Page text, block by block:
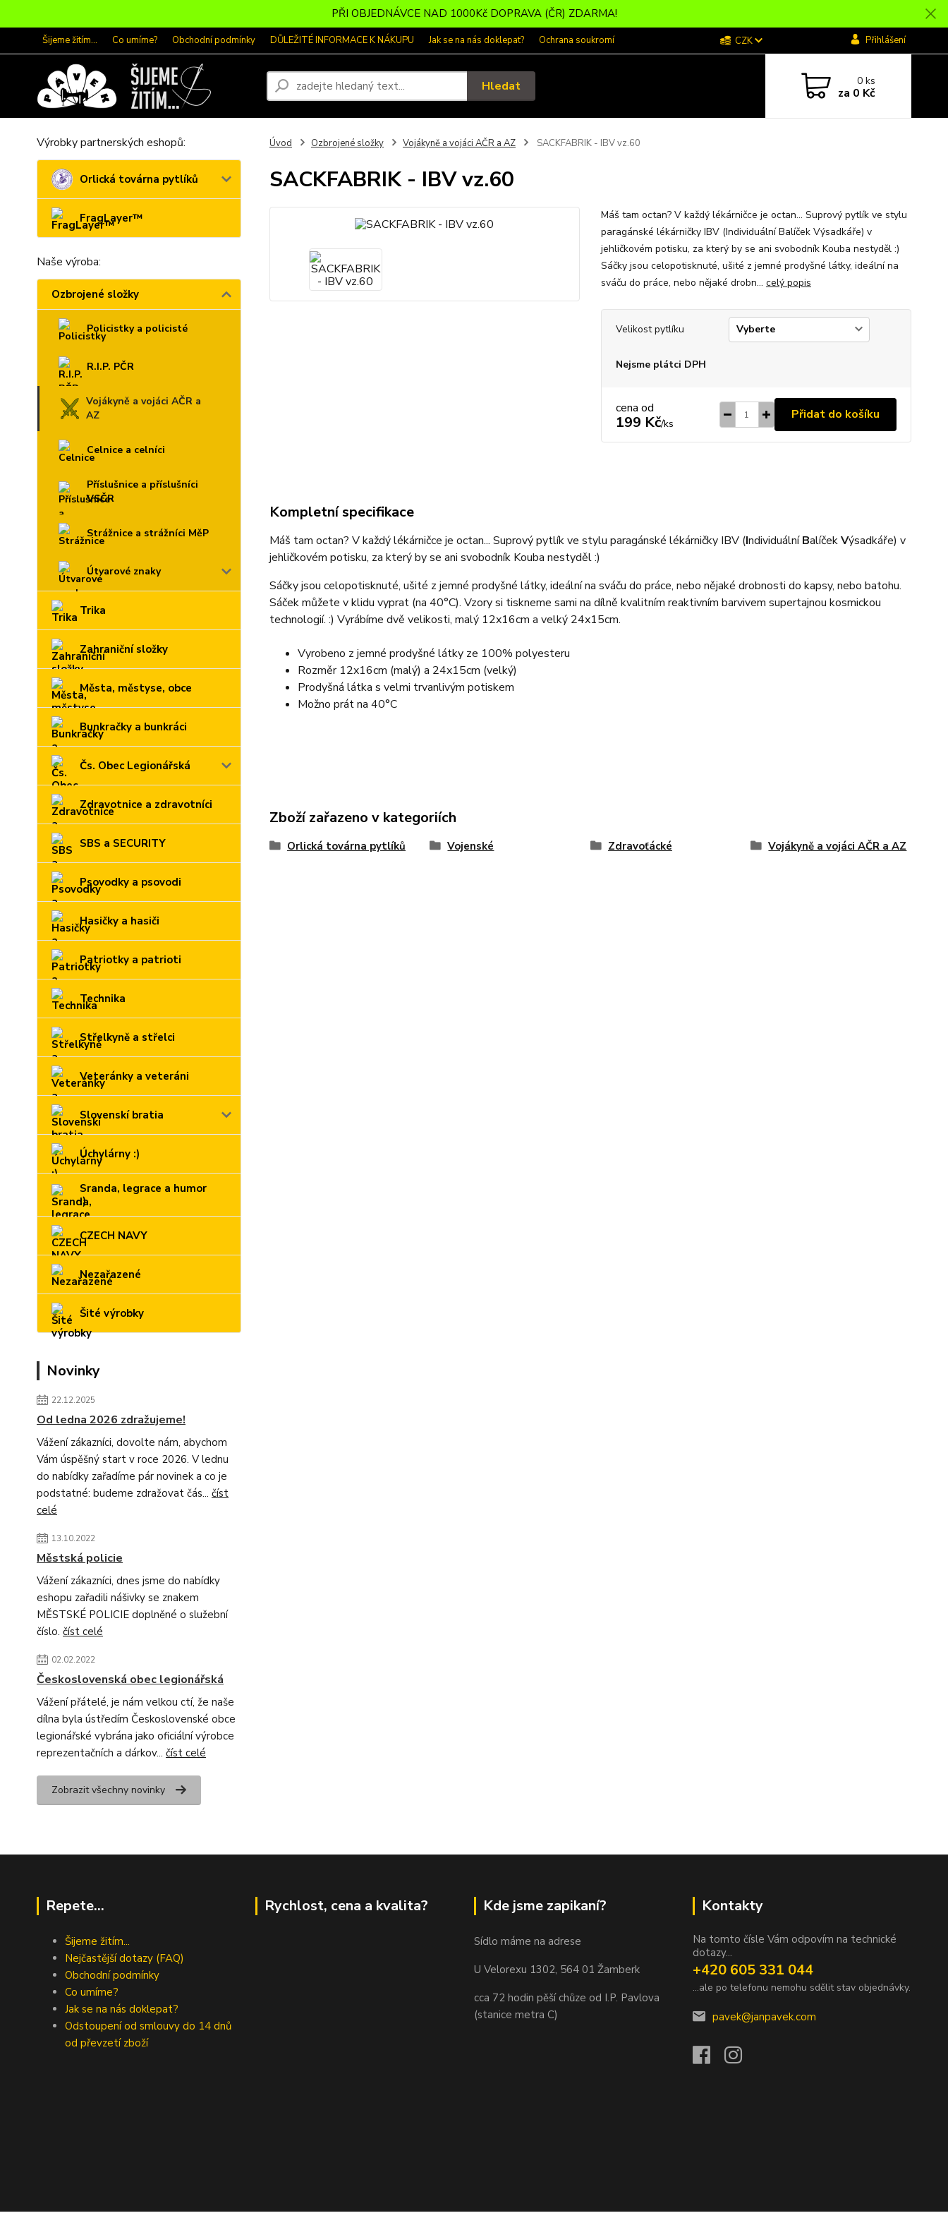
PŘI OBJEDNÁVCE NAD 1000Kč DOPRAVA (ČR) ZDARMA!
Šijeme žitím... Co umíme? Obchodní podmínky DŮLEŽITÉ INFORMACE K NÁKUPU Jak se na nás doklepat? Ochrana soukromí CZK Přihlášení
Hledat 0ks
za 0 Kč
Výrobky partnerských eshopů:
Orlická továrna pytlíků
FragLayer™
Naše výroba:
Ozbrojené složky
Policistky a policisté
R.I.P. PČR
Vojákyně a vojáci AČR a
AZ
Celnice a celníci
Příslušnice a příslušníci
VSČR
Strážnice a strážníci MěP
Útvarové znaky
Trika
Zahraniční složky
Města, městyse, obce
Bunkračky a bunkráci
Čs. Obec Legionářská
Zdravotnice a zdravotníci
SBS a SECURITY
Psovodky a psovodi
Hasičky a hasiči
Patriotky a patrioti
Technika
Střelkyně a střelci
Veteránky a veteráni
Slovenskí bratia
Úchylárny :)
Sranda, legrace a humor
:)
CZECH NAVY
Nezařazené
Šité výrobky
Novinky
22.12.2025
Od ledna 2026 zdražujeme!
Vážení zákazníci, dovolte nám, abychom
Vám úspěšný start v roce 2026. V lednu
do nabídky zařadíme pár novinek a co je
podstatné: budeme zdražovat čás... číst
celé
13.10.2022
Městská policie
Vážení zákazníci, dnes jsme do nabídky
eshopu zařadili nášivky se znakem
MĚSTSKÉ POLICIE doplněné o služební
číslo. číst celé
02.02.2022
Československá obec legionářská
Vážení přátelé, je nám velkou ctí, že naše
dílna byla ústředím Československé obce
legionářské vybrána jako oficiální výrobce
reprezentačních a dárkov... číst celé
Zobrazit všechny novinky
Úvod Ozbrojené složky Vojákyně a vojáci AČR a AZ SACKFABRIK - IBV vz.60
SACKFABRIK - IBV vz.60
Máš tam octan? V každý lékárničce je octan... Suprový pytlík ve stylu
paragánské lékárničky IBV (Individuální Balíček Výsadkáře) v
jehličkovém potisku, za který by se ani svobodník Kouba nestyděl :)
Sáčky jsou celopotisknuté, ušité z jemné prodyšné látky, ideální na
sváču do práce, nebo nějaké drobn... celý popis
Velikost pytlíku
Nejsme plátci DPH
cena od
199 Kč/ks
Přidat do košíku
Kompletní specifikace
Máš tam octan? V každý lékárničce je octan... Suprový pytlík ve stylu paragánské lékárničky IBV (IndividuálníBalíčekVýsadkáře) v
jehličkovém potisku, za který by se ani svobodník Kouba nestyděl :)
Sáčky jsou celopotisknuté, ušité z jemné prodyšné látky, ideální na sváču do práce, nebo nějaké drobnosti do kapsy, nebo batohu.
Sáček můžete v klidu vyprat (na 40°C). Vzory si tiskneme sami na dílně kvalitním reaktivním barvivem supertajnou kosmickou
technologií. :) Vyrábíme dvě velikosti, malý 12x16cm a velký 24x15cm.
Vyrobeno z jemné prodyšné látky ze 100% polyesteru
Rozměr 12x16cm (malý) a 24x15cm (velký)
Prodyšná látka s velmi trvanlivým potiskem
Možno prát na 40°C
Zboží zařazeno v kategoriích
Orlická továrna pytlíků Vojenské Zdravoťácké Vojákyně a vojáci AČR a AZ
Repete...
Šijeme žitím...
Nejčastější dotazy (FAQ)
Obchodní podmínky
Co umíme?
Jak se na nás doklepat?
Odstoupení od smlouvy do 14 dnů
od převzetí zboží
Rychlost, cena a kvalita? Kde jsme zapikaní?
Sídlo máme na adrese
U Velorexu 1302, 564 01 Žamberk
cca 72 hodin pěší chůze od I.P. Pavlova
(stanice metra C)
Kontakty
Na tomto čísle Vám odpovím na technické
dotazy...
+420 605 331 044
...ale po telefonu nemohu sdělit stav objednávky.
pavek@janpavek.com